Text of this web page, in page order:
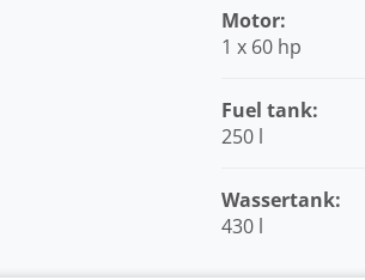
Motor:
1 x 60 hp
Fuel tank:
250 l
Wassertank:
430 l